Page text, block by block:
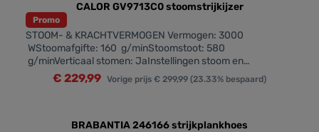
unieke gepatenteerde Microsteam200
zoolplaattechnologie, met een precisiepunt voor moeilijk te
bereiken zones. Een continue stoomafgifte van 10 g per
minuut strijkt rimpels plat en met een stoomstoot van 45 g
kan het ook dikke stoffen en moeilijke kreukels aan.
Functies als een waterreservoir van 70 ml en de
gemakkelijke verticale stoomfunctie maken van de
Promo
CALOR GV9713C0 stoomstrijkijzer
STOOM- & KRACHTVERMOGEN Vermogen: 3000
WStoomafgifte: 160 g/minStoomstoot: 580
g/minVerticaal stomen: JaInstellingen stoom en
temperatuur: Automatische stoom Opwarmtijd: 2
minHogedruk-stoomgenerator: Ja COMFORTABEL
DUURZAAMHEID Anti-kalkfunctie: Verwijdering anti-kalk
€ 229,99 Vorige prijs € 299,99 (23.33% bespaard)
BRABANTIA 246166 strijkplankhoes